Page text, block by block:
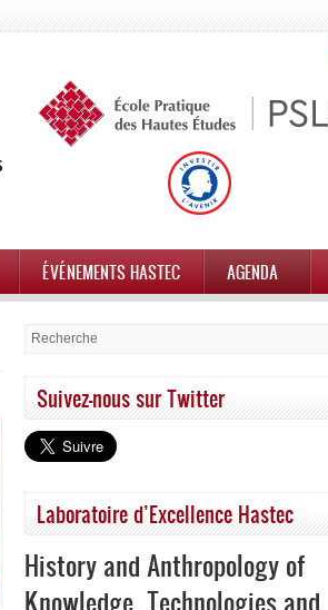
ÉVÉNEMENTS HASTEC AGENDA
Suivez-nous sur Twitter
Laboratoire d’Excellence Hastec
History and Anthropology of
Knowledge, Technologies and